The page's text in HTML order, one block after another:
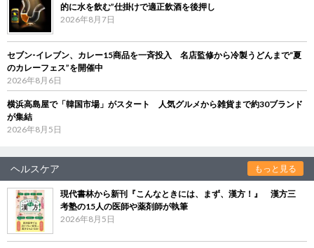
的に水を飲む”仕掛けで適正飲酒を後押し
2026年8月7日
セブン‐イレブン、カレー15商品を一斉投入 名店監修から冷製うどんまで“夏
のカレーフェス”を開催中
2026年8月6日
横浜高島屋で「韓国市場」がスタート 人気グルメから雑貨まで約30ブランド
が集結
2026年8月5日
ヘルスケア もっと見る
現代書林から新刊『こんなときには、まず、漢方！』 漢方三
考塾の15人の医師や薬剤師が執筆
2026年8月5日